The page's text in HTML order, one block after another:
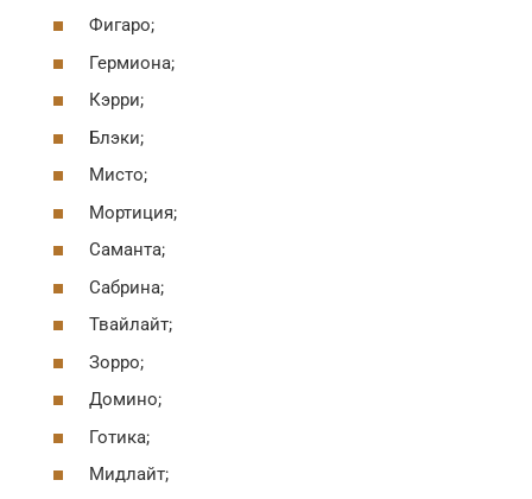
Фигаро;
Гермиона;
Кэрри;
Блэки;
Мисто;
Мортиция;
Саманта;
Сабрина;
Твайлайт;
Зорро;
Домино;
Готика;
Мидлайт;